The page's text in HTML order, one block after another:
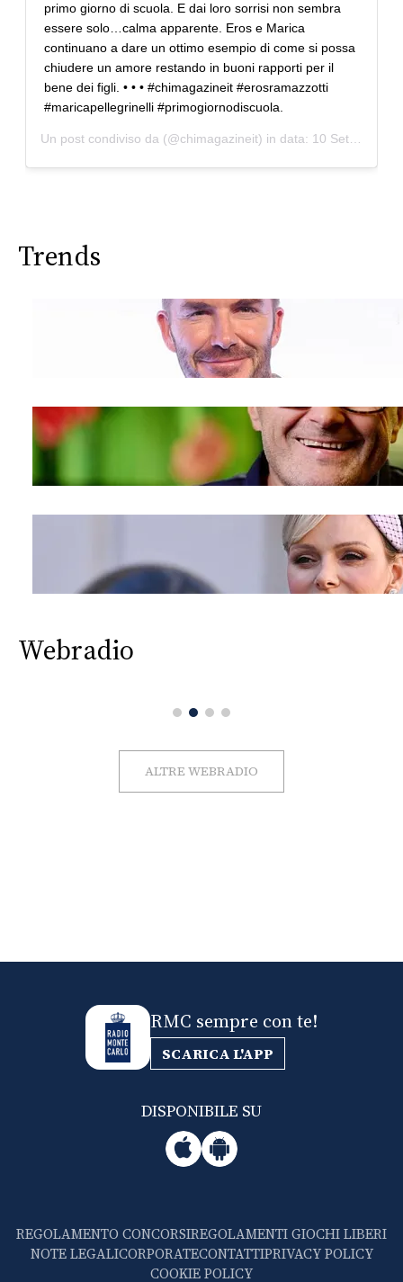
primo giorno di scuola. E dai loro sorrisi non sembra
essere solo…calma apparente. Eros e Marica
continuano a dare un ottimo esempio di come si possa
chiudere un amore restando in buoni rapporti per il
bene dei figli. • • • #chimagazineit #erosramazzotti
#maricapellegrinelli #primogiornodiscuola.
Un post condiviso da (@chimagazineit) in data: 10 Set 2019 alle ore 9:24 PDT
Trends
Webradio
ALTRE WEBRADIO
RMC sempre con te!
SCARICA L'APP
DISPONIBILE SU
REGOLAMENTO CONCORSIREGOLAMENTI GIOCHI LIBERI
NOTE LEGALICORPORATECONTATTIPRIVACY POLICY
COOKIE POLICY